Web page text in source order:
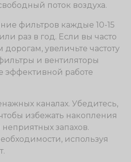
поток воздуха.
фильтров каждые 10-15
раз в год. Если вы часто
увеличьте частоту
и вентиляторы
эффективной работе
каналах. Убедитесь,
избежать накопления
запахов.
используя